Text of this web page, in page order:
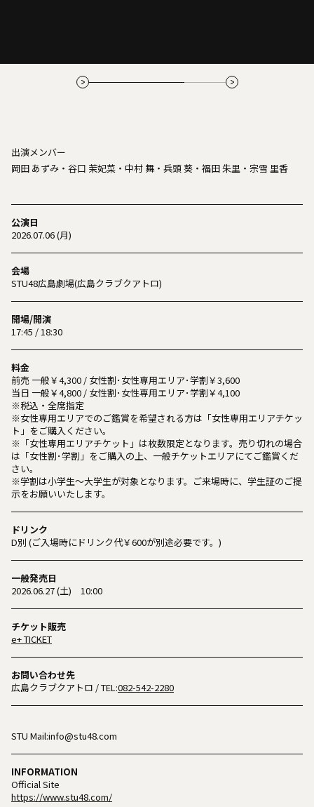
出演メンバー
岡田 あずみ・谷口 茉妃菜・中村 舞・兵頭 葵・福田 朱里・宗雪 里香
公演日
2026.07.06 (月)
会場
STU48広島劇場(広島クラブクアトロ)
開場/開演
17:45 / 18:30
料金
前売 一般￥4,300 / 女性割･女性専用エリア･学割￥3,600
当日 一般￥4,800 / 女性割･女性専用エリア･学割￥4,100
※税込・全席指定
※女性専用エリアでのご鑑賞を希望される方は「女性専用エリアチケッ
ト」をご購入ください。
※「女性専用エリアチケット」は枚数限定となります。売り切れの場合
は「女性割･学割」をご購入の上、一般チケットエリアにてご鑑賞くだ
さい。
※学割は小学生〜大学生が対象となります。ご来場時に、学生証のご提
示をお願いいたします。
ドリンク
D別 (ご入場時にドリンク代￥600が別途必要です。)
一般発売日
2026.06.27 (土) 10:00
チケット販売
e+ TICKET
お問い合わせ先
広島クラブクアトロ / TEL:082-542-2280
STU Mail:info@stu48.com
INFORMATION
Official Site
https://www.stu48.com/